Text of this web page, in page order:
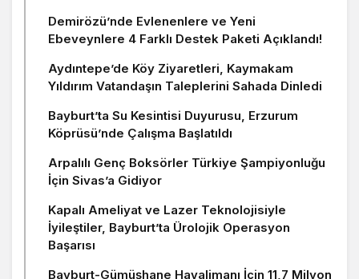
Demirözü’nde Evlenenlere ve Yeni
Ebeveynlere 4 Farklı Destek Paketi Açıklandı!
Aydıntepe’de Köy Ziyaretleri, Kaymakam
Yıldırım Vatandaşın Taleplerini Sahada Dinledi
Bayburt’ta Su Kesintisi Duyurusu, Erzurum
Köprüsü’nde Çalışma Başlatıldı
Arpalılı Genç Boksörler Türkiye Şampiyonluğu
İçin Sivas’a Gidiyor
Kapalı Ameliyat ve Lazer Teknolojisiyle
İyileştiler, Bayburt’ta Ürolojik Operasyon
Başarısı
Bayburt-Gümüşhane Havalimanı İçin 11,7 Milyon